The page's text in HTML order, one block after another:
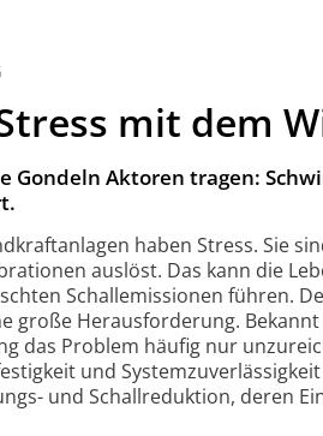
mit dem
Gondeln Aktoren tragen:
haben Stress. Sie
auslöst. Das kann die
Schall­emissionen führen.
große Heraus­forderung.
das Problem häufig nur
und
und Schall­reduktion, deren